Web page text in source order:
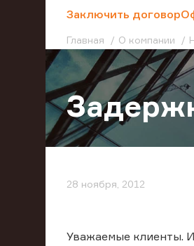
Заключить договор
Главная О компании
28 ноября, 2012
Уважаемые клиенты.